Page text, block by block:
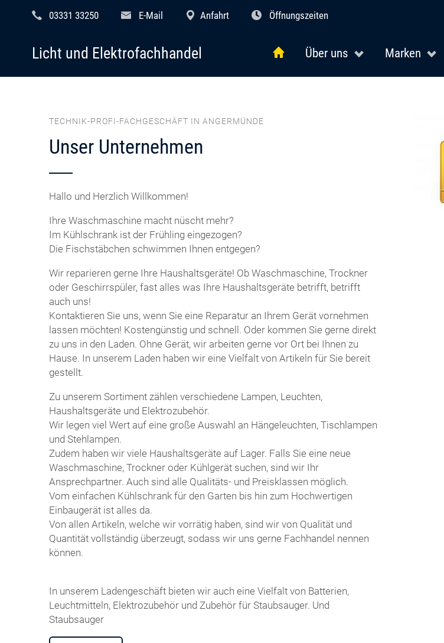
03331 33250 E-Mail Anfahrt Öffnungszeiten
Über uns Marken
Licht und Elektrofachhandel
TECHNIK-PROFI-FACHGESCHÄFT IN ANGERMÜNDE
Unser Unternehmen
Hallo und Herzlich Willkommen!
Ihre Waschmaschine macht nüscht mehr?
Im Kühlschrank ist der Frühling eingezogen?
Die Fischstäbchen schwimmen Ihnen entgegen?
Wir reparieren gerne Ihre Haushaltsgeräte! Ob Waschmaschine, Trockner
oder Geschirrspüler, fast alles was Ihre Haushaltsgeräte betrifft, betrifft
auch uns!
Kontaktieren Sie uns, wenn Sie eine Reparatur an Ihrem Gerät vornehmen
lassen möchten! Kostengünstig und schnell. Oder kommen Sie gerne direkt
zu uns in den Laden. Ohne Gerät, wir arbeiten gerne vor Ort bei Ihnen zu
Hause. In unserem Laden haben wir eine Vielfalt von Artikeln für Sie bereit
gestellt.
Zu unserem Sortiment zählen verschiedene Lampen, Leuchten,
Haushaltsgeräte und Elektrozubehör.
Wir legen viel Wert auf eine große Auswahl an Hängeleuchten, Tischlampen
und Stehlampen.
Zudem haben wir viele Haushaltsgeräte auf Lager. Falls Sie eine neue
Waschmaschine, Trockner oder Kühlgerät suchen, sind wir Ihr
Ansprechpartner. Auch sind alle Qualitäts- und Preisklassen möglich.
Vom einfachen Kühlschrank für den Garten bis hin zum Hochwertigen
Einbaugerät ist alles da.
Von allen Artikeln, welche wir vorrätig haben, sind wir von Qualität und
Quantität vollständig überzeugt, sodass wir uns gerne Fachhandel nennen
können.
In unserem Ladengeschäft bieten wir auch eine Vielfalt von Batterien,
Leuchtmitteln, Elektrozubehör und Zubehör für Staubsauger. Und
Staubsauger